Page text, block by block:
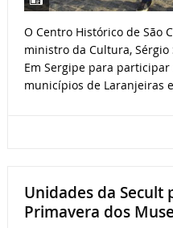
O Centro Histórico de São
ministro da Cultura, Sérgio
Em Sergipe para participar
municípios de Laranjeiras
Unidades da Secult
Primavera dos